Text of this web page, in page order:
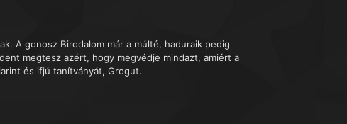
A gonosz Birodalom már a múlté, haduraik pedig
megtesz azért, hogy megvédje mindazt, amiért a
és ifjú tanítványát, Grogut.